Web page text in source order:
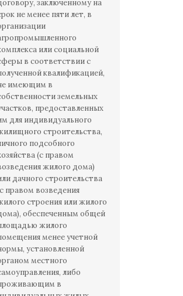
заключенному на
не менее пяти лет, в
или социальной
в соответствии с
квалификацией,
имеющим в
земельных
предоставленных
для индивидуального
строительства,
подсобного
(с правом
жилого дома)
дачного строительства
правом возведения
строения или жилого
обеспеченным общей
жилого
менее учетной
установленной
местного
либо
в